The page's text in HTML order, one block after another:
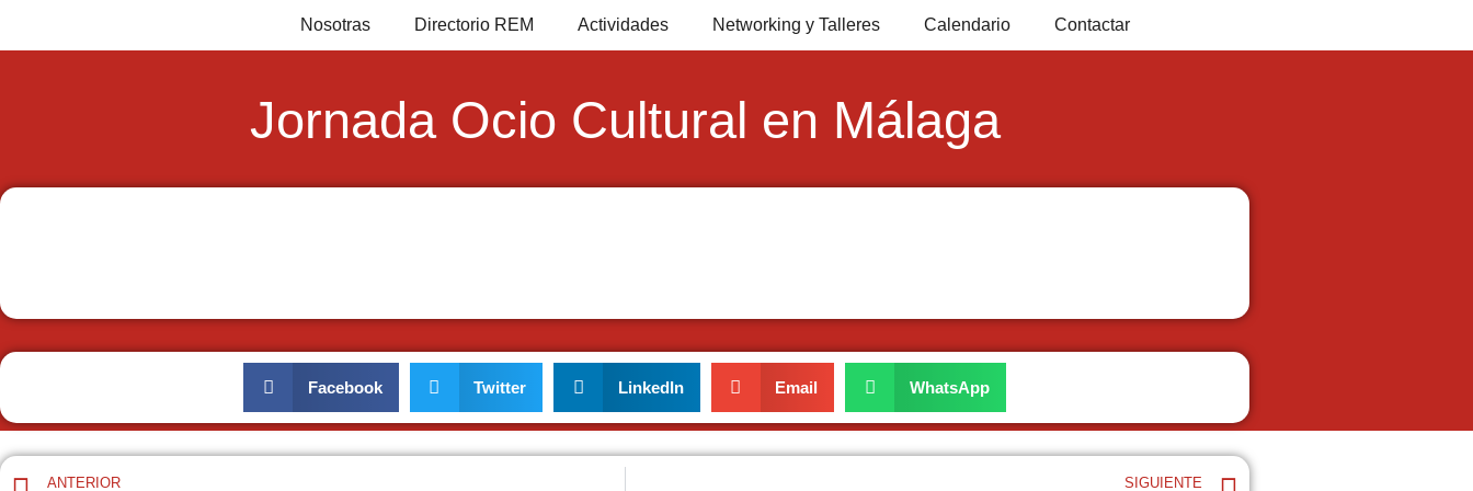
Nosotras Directorio REM Actividades Networking y Talleres Calendario Contactar
Jornada Ocio Cultural en Málaga
Facebook Twitter LinkedIn Email WhatsApp
ANTERIOR SIGUIENTE